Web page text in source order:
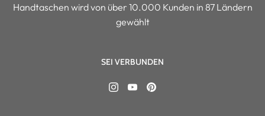
Handtaschen wird von über 10.000 Kunden in 87 Ländern
gewählt
SEI VERBUNDEN